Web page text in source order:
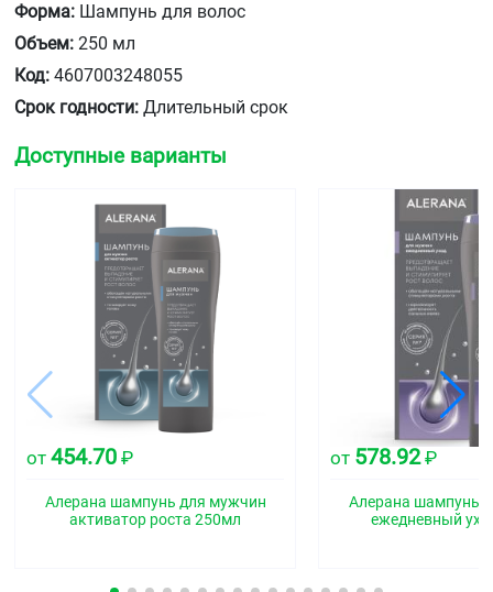
Форма: Шампунь для волос
Объем: 250 мл
Код: 4607003248055
Срок годности: Длительный срок
Доступные варианты
от 454.70 ₽
Алерана шампунь для мужчин
активатор роста 250мл
от 578.92₽
Алерана шампунь
ежедневный